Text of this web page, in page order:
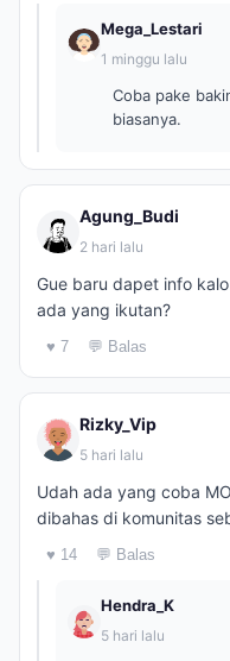
Mega_Lestari
1 minggu lalu
Coba pake
biasanya.
Agung_Budi
2 hari lalu
Gue baru dapet info
ada yang ikutan?
♥ 7 💬 Balas
Rizky_Vip
5 hari lalu
Udah ada yang coba
dibahas di komunitas
♥ 14 💬 Balas
Hendra_K
5 hari lalu